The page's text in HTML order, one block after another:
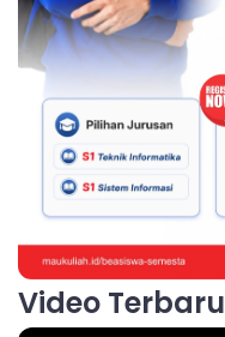
Video Terbaru